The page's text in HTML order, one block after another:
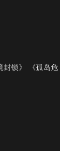
封锁》 《孤岛危